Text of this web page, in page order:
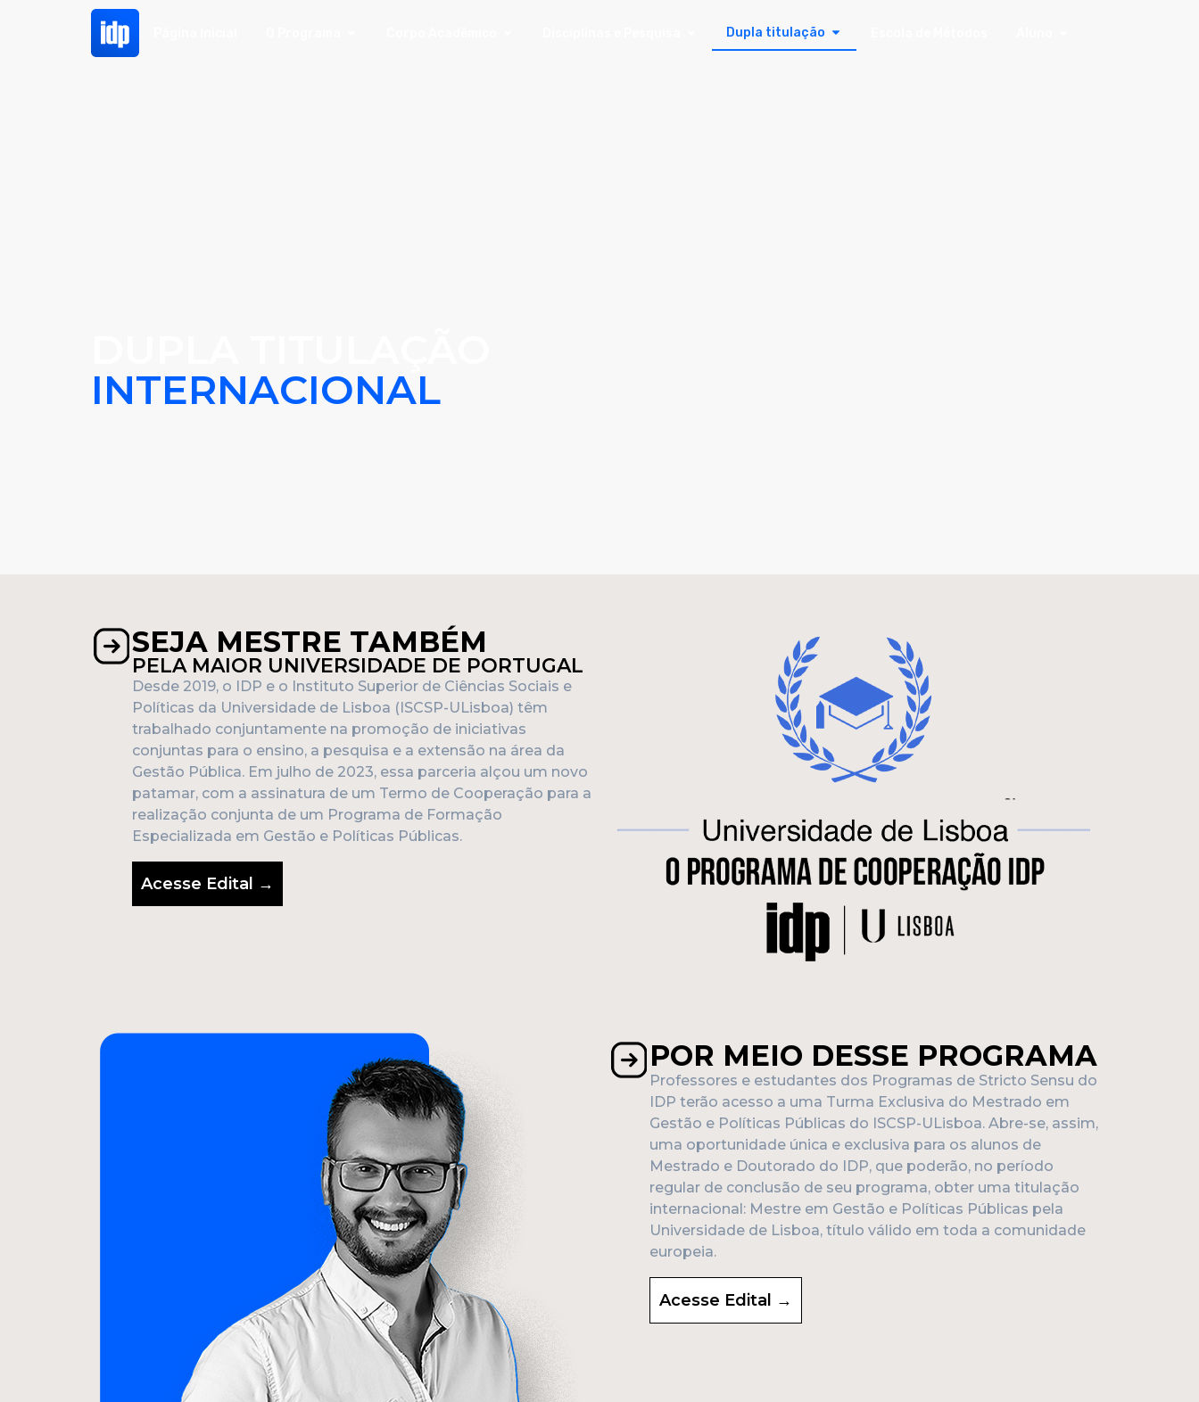
Dupla titulação
INTERNACIONAL
SEJA MESTRE TAMBÉM
PELA MAIOR UNIVERSIDADE DE PORTUGAL
Desde 2019, o IDP e o Instituto Superior de Ciências Sociais e
Políticas da Universidade de Lisboa (ISCSP-ULisboa) têm
trabalhado conjuntamente na promoção de iniciativas
conjuntas para o ensino, a pesquisa e a extensão na área da
Gestão Pública. Em julho de 2023, essa parceria alçou um novo
patamar, com a assinatura de um Termo de Cooperação para a
realização conjunta de um Programa de Formação
Especializada em Gestão e Políticas Públicas.
Acesse Edital →
POR MEIO DESSE PROGRAMA
Professores e estudantes dos Programas de Stricto Sensu do
IDP terão acesso a uma Turma Exclusiva do Mestrado em
Gestão e Políticas Públicas do ISCSP-ULisboa. Abre-se, assim,
uma oportunidade única e exclusiva para os alunos de
Mestrado e Doutorado do IDP, que poderão, no período
regular de conclusão de seu programa, obter uma titulação
internacional: Mestre em Gestão e Políticas Públicas pela
Universidade de Lisboa, título válido em toda a comunidade
europeia.
Acesse Edital →